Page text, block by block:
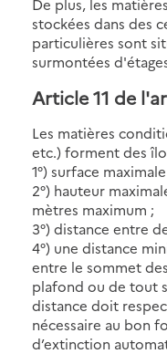
stockées dans des
particulières sont
surmontées
Article 11 de
Les matières
etc.) forment des
1°) surface
2°) hauteur
mètres maximum ;
3°) distance entre
4°) une distance
entre le sommet
plafond ou de tout
distance doit
nécessaire au bon
d’extinction